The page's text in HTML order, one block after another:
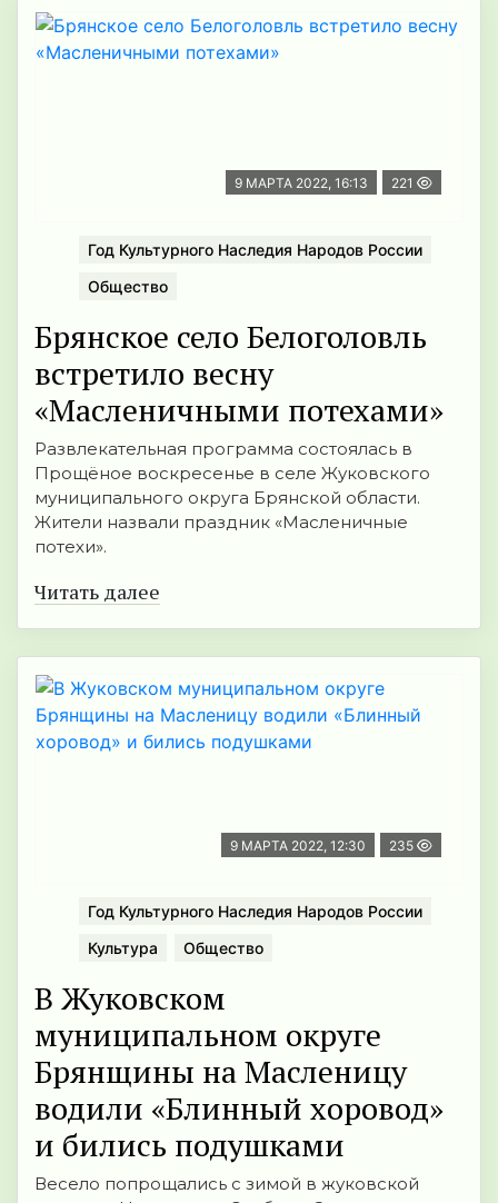
9 МАРТА 2022, 16:13 221
Год Культурного Наследия Народов России
Общество
Брянское село Белоголовль
встретило весну
«Масленичными потехами»
Развлекательная программа состоялась в
Прощёное воскресенье в селе Жуковского
муниципального округа Брянской области.
Жители назвали праздник «Масленичные
потехи».
Читать далее
9 МАРТА 2022, 12:30 235
Год Культурного Наследия Народов России
Культура
Общество
В Жуковском
муниципальном округе
Брянщины на Масленицу
водили «Блинный хоровод»
и бились подушками
Весело попрощались с зимой в жуковской